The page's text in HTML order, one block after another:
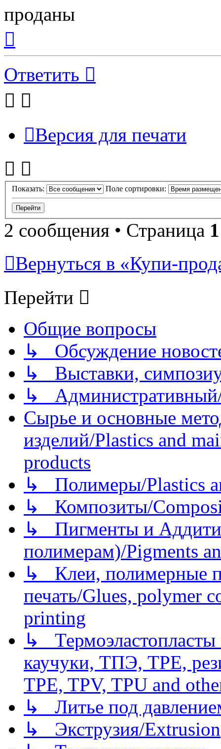
проданы
началу
Ответить
Версия для печати
Показать: Поле сортировки:
2 сообщения • Страница 1
Вернуться в «Купи-
Перейти
Общие вопросы
↳ Обсуждение
↳ Выставки,
↳
Сырье и основные
изделий/Plastics and
products
↳ Полимеры/Plastics
↳ Композиты/
↳ Пигменты и
полимерам)/Pigments
↳ Клеи, полимерные
печать/Glues, polymer
printing
↳
каучуки, ТПЭ, TPE,
TPE, TPV, TPU and
↳ Литье под
↳ Экструзия/Extrusion